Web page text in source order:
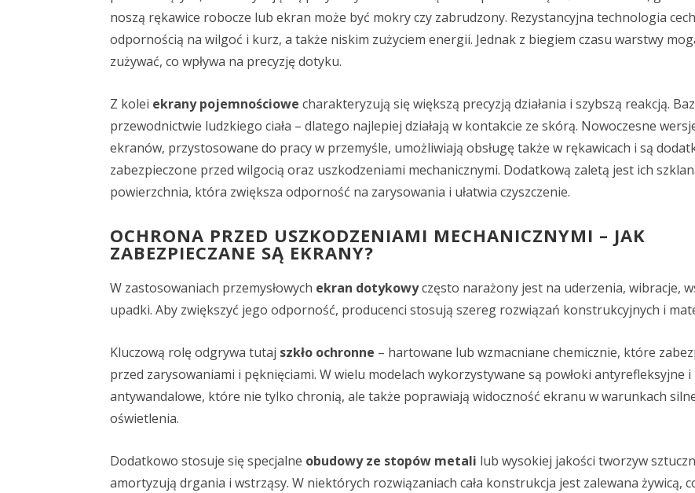
noszą rękawice robocze lub ekran może być mokry czy zabrudzony. Rezystancyjna technologia
odpornością na wilgoć i kurz, a także niskim zużyciem energii. Jednak z biegiem czasu warstwy
zużywać, co wpływa na precyzję dotyku.
Z kolei ekrany pojemnościowe charakteryzują się większą precyzją działania i szybszą reakcją.
przewodnictwie ludzkiego ciała – dlatego najlepiej działają w kontakcie ze skórą. Nowoczesne
ekranów, przystosowane do pracy w przemyśle, umożliwiają obsługę także w rękawicach i są
zabezpieczone przed wilgocią oraz uszkodzeniami mechanicznymi. Dodatkową zaletą jest ich
powierzchnia, która zwiększa odporność na zarysowania i ułatwia czyszczenie.
OCHRONA PRZED USZKODZENIAMI MECHANICZNYMI – JAK
ZABEZPIECZANE SĄ EKRANY?
W zastosowaniach przemysłowych ekran dotykowyczęsto narażony jest na uderzenia, wibracje,
upadki. Aby zwiększyć jego odporność, producenci stosują szereg rozwiązań konstrukcyjnych i
Kluczową rolę odgrywa tutaj szkło ochronne – hartowane lub wzmacniane chemicznie, które
przed zarysowaniami i pęknięciami. W wielu modelach wykorzystywane są powłoki antyrefleksyjne i
antywandalowe, które nie tylko chronią, ale także poprawiają widoczność ekranu w warunkach
oświetlenia.
Dodatkowo stosuje się specjalne obudowy ze stopów metali lub wysokiej jakości tworzyw
amortyzują drgania i wstrząsy. W niektórych rozwiązaniach cała konstrukcja jest zalewana żywicą,